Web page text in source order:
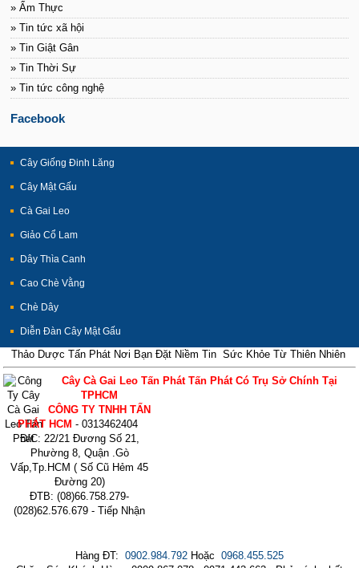
» Ẩm Thực
» Tin tức xã hội
» Tin Giật Gân
» Tin Thời Sự
» Tin tức công nghệ
Facebook
Cây Giống Đinh Lăng
Cây Mật Gấu
Cà Gai Leo
Giảo Cổ Lam
Dây Thìa Canh
Cao Chè Vằng
Chè Dây
Diễn Đàn Cây Mật Gấu
Thảo Dược Tấn Phát Nơi Bạn Đặt Niềm Tin Sức Khỏe Từ Thiên Nhiên
Cây Cà Gai Leo Tấn Phát Tấn Phát Có Trụ Sở Chính Tại
TPHCM
CÔNG TY TNHH TẤN
PHÁT HCM - 0313462404
Đ/C: 22/21 Đương Số 21,
Phường 8, Quận .Gò
Vấp,Tp.HCM ( Số Cũ Hẻm 45
Đường 20)
ĐTB: (08)66.758.279-
(028)62.576.679 - Tiếp Nhận
Hàng ĐT: 0902.984.792 Hoặc 0968.455.525